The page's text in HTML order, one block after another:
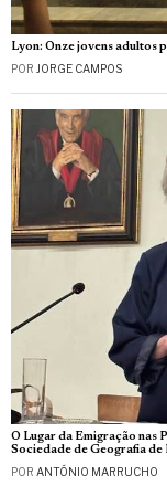
Lyon: Onze jovens adultos
POR JORGE CAMPOS
O Lugar da Emigração nas
Sociedade de Geografia de
POR ANTÓNIO MARRUCHO